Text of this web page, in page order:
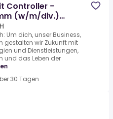
Controller -
(w/m/div.)
Um dich, unser Business,
gestalten wir Zukunft mit
und Dienstleistungen,
und das Leben der
30 Tagen